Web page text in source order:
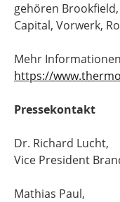
gehören
Capital, Vorwerk,
Mehr
https://
Pressekontakt
Dr. Richard Lucht,
Vice President
Mathias Paul,